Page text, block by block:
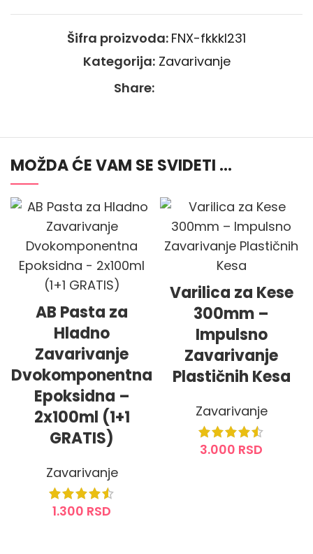
Šifra proizvoda: FNX-fkkkl231
Kategorija: Zavarivanje
Share:
MOŽDA ĆE VAM SE SVIDETI …
AB Pasta za
Hladno
Zavarivanje
Dvokomponentna
Epoksidna –
2x100ml (1+1
GRATIS)
Zavarivanje
1.300 RSD
Varilica za Kese
300mm –
Impulsno
Zavarivanje
Plastičnih Kesa
Zavarivanje
3.000 RSD